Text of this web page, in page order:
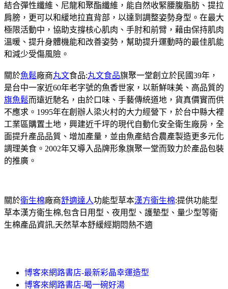
結合彈性纖維、尼龍和聚酯纖維，能自然收緊腰腹脂肪、提拉
肩膀，更可以和緩地拉直背部，以達到調整姿勢身型。在最大
極限活動中，協助支撐核心肌肉、手肘和前臂，藉由保持肌肉
溫暖、提升身體機能和改善姿勢，幫助提升運動時的最佳肌能
和減少受傷風險。
關於魚鬆廠商丸文食品:丸文食品旗聚一堂創立於民國39年，
是台中一家近60年老字號的魚香世家，以新鮮味美、高品質的
旗魚鬆而遠近馳名，由於口味、手藝傳統道地，貨真價實而供
不應求。1995年在創辦人梁火村的大力經營下，於台中縣大裡
工業區購置土地，興建近千坪的現代自動化安全衛生廠房，全
面提升產品品質、增加產量，並由魚產結合農產製造更多元化
調理美食。2002年又導入品牌形象旗聚一堂而致力於產品包裝
的推廣。
關於衛生棉廠商舒適達人功能型草本漢方衛生棉:提供功能型
草本漢方衛生棉,包含日用型、夜用型、護墊型、量少型等衛
生棉產品資訊,天然草本舒緩經期悶熱不適
博客來網路書店-最新彩晶幸運造型
博客來網路書店-喝一碗好湯